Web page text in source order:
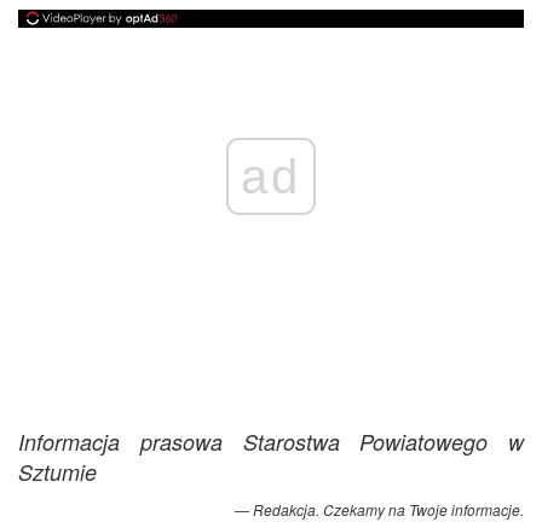
ad
Informacja prasowa Starostwa Powiatowego w
Sztumie
Redakcja. Czekamy na Twoje informacje.